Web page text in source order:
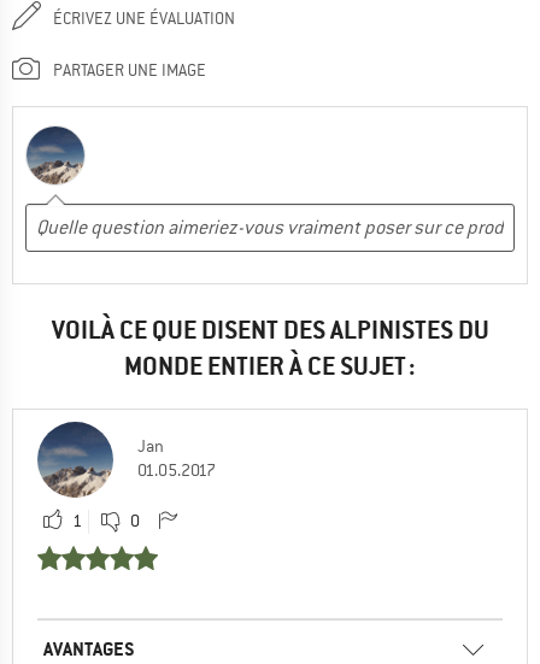
ÉCRIVEZ UNE ÉVALUATION
PARTAGER UNE IMAGE
VOILÀ CE QUE DISENT DES ALPINISTES DU
MONDE ENTIER À CE SUJET :
Jan
01.05.2017
1 0
AVANTAGES